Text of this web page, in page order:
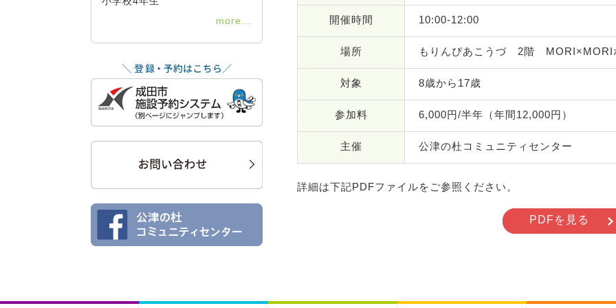
開催時間 10:00-12:00
場所 もりんぴあこうづ 2階 MORI×MORI
対象 8歳から17歳
参加料 6,000円/半年（年間12,000円）
主催 公津の杜コミュニティセンター
詳細は下記PDFファイルをご参照ください。
PDFを見る
more...